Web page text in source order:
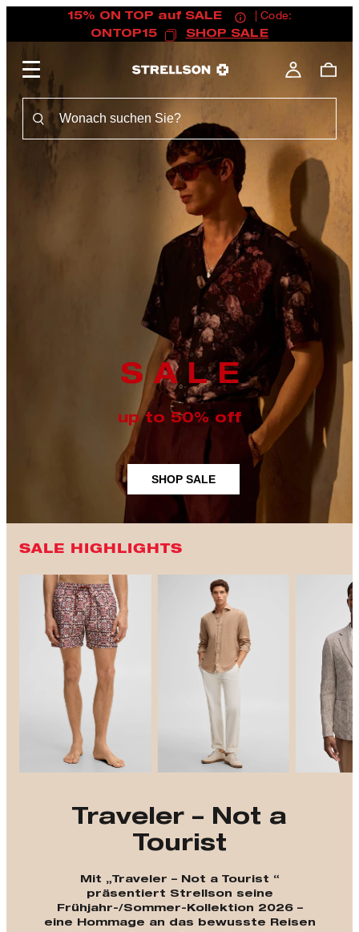
15% ON TOP auf SALE
| Code:
ONTOP15
SHOP SALE
S A L E
up to 50% off
SHOP SALE
SALE HIGHLIGHTS
Traveler – Not a
Tourist
Mit „Traveler – Not a Tourist “
präsentiert Strellson seine
Frühjahr-/Sommer-Kollektion 2026 –
eine Hommage an das bewusste Reisen